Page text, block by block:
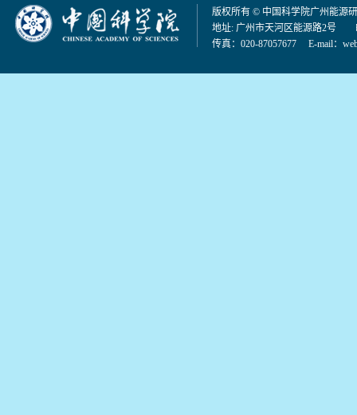
版权所有 © 中国科学院广州能源
地址: 广州市天河区能源路2号
传真：020-87057677 E-mail：